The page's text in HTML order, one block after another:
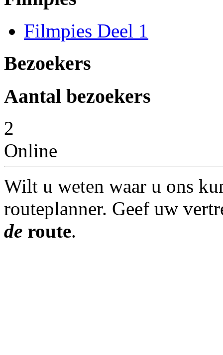
Filmpies Deel 1
Bezoekers
Aantal bezoekers
2
Online
Wilt u weten waar u ons
routeplanner. Geef uw
de route.